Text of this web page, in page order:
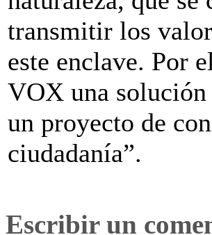
transmitir los
este enclave. Por
VOX una solución
un proyecto de
ciudadanía”.
Escribir un